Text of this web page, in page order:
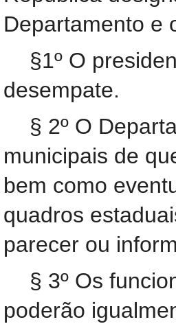
Departamento e
§1º O
desempate.
§ 2º O
municipais de
bem como
quadros
parecer ou
§ 3º Os
poderão